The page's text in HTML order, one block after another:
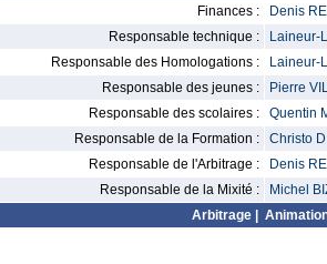
Finances :
Denis
Responsable technique :
Laineur-
Responsable des Homologations :
Laineur-
Responsable des jeunes :
Pierre
Responsable des scolaires :
Quentin
Responsable de la Formation :
Christo
Responsable de l'Arbitrage :
Denis
Responsable de la Mixité :
Michel
Arbitrage|